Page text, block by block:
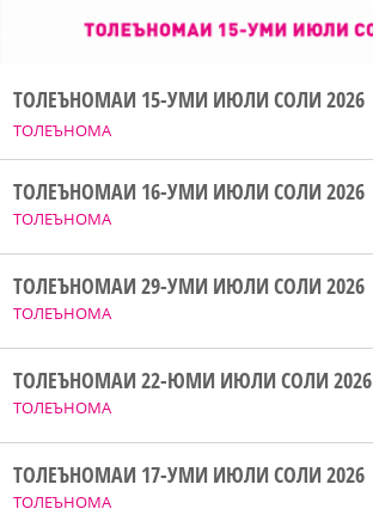
ТОЛЕЪНОМА
ТОЛЕЪНОМАИ 15-УМИ ИЮЛИ СОЛИ 2026
ТОЛЕЪНОМА
ТОЛЕЪНОМАИ 16-УМИ ИЮЛИ СОЛИ 2026
ТОЛЕЪНОМА
ТОЛЕЪНОМАИ 29-УМИ ИЮЛИ СОЛИ 2026
ТОЛЕЪНОМА
ТОЛЕЪНОМАИ 22-ЮМИ ИЮЛИ СОЛИ 2026
ТОЛЕЪНОМА
ТОЛЕЪНОМАИ 17-УМИ ИЮЛИ СОЛИ 2026